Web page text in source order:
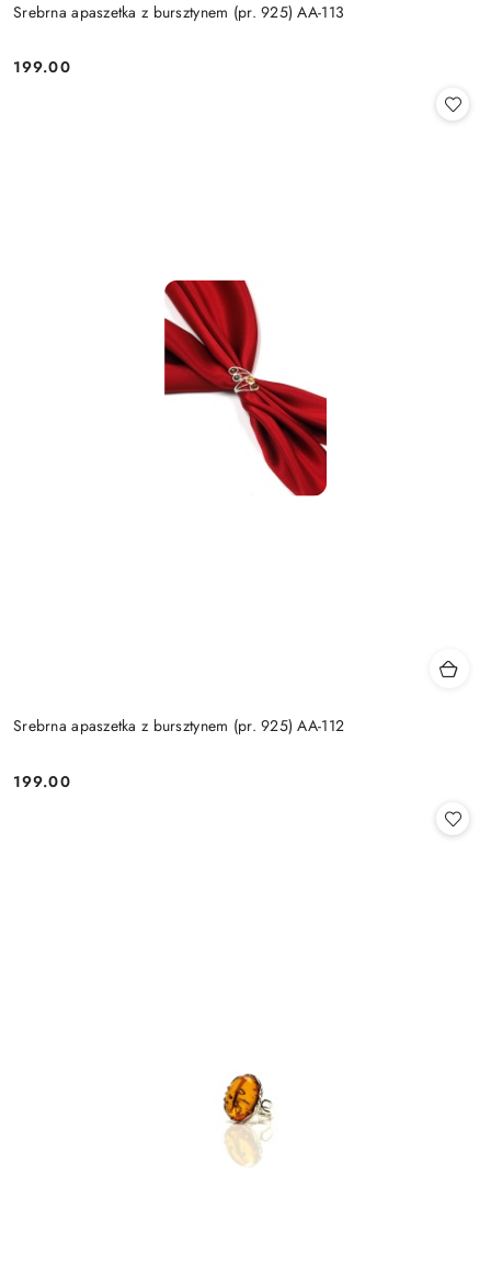
Srebrna apaszetka z bursztynem (pr. 925) AA-113
Cena:
199.00
Srebrna apaszetka z bursztynem (pr. 925) AA-112
Cena:
199.00